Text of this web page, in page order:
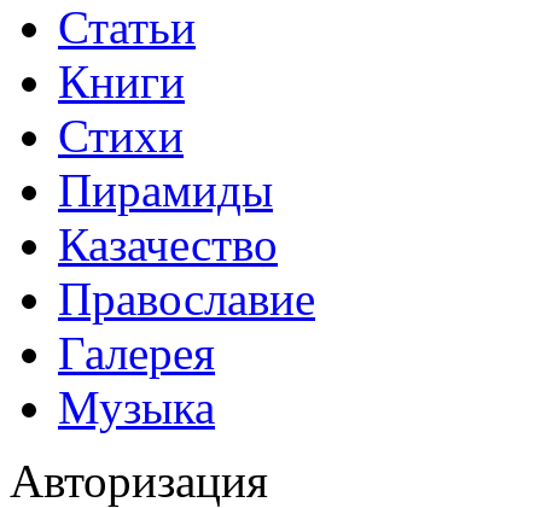
Статьи
Книги
Стихи
Пирамиды
Казачество
Православие
Галерея
Музыка
Авторизация